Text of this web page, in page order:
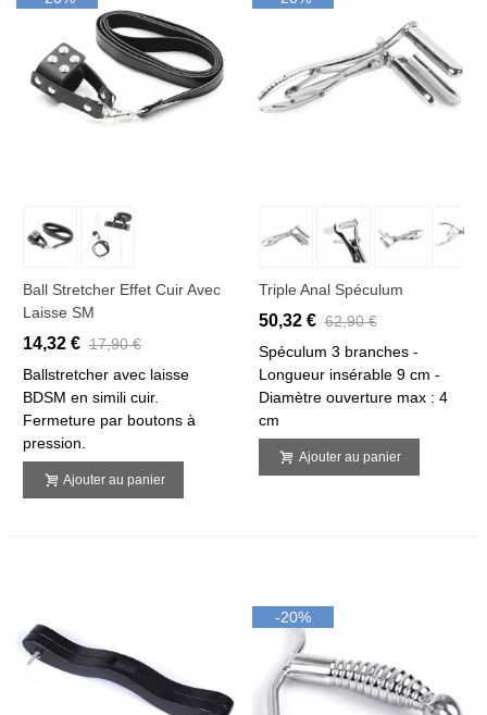
Ball Stretcher Effet Cuir Avec
Laisse SM
14,32 € 17,90 €
Ballstretcher avec laisse
BDSM en simili cuir.
Fermeture par boutons à
pression.
Ajouter au panier
Triple Anal Spéculum
50,32 € 62,90 €
Spéculum 3 branches -
Longueur insérable 9 cm -
Diamètre ouverture max : 4
cm
Ajouter au panier
-20%